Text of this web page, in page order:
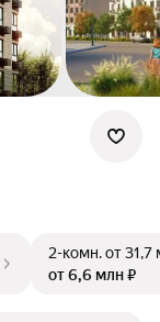
2-комн.от 31,7
от 6,6 млн ₽